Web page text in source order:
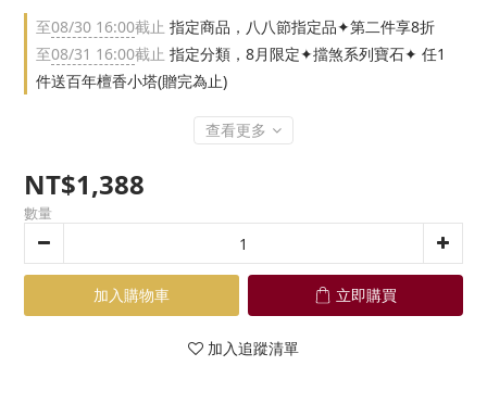
至08/30 16:00截止 指定商品，八八節指定品✦第二件享8折
至08/31 16:00截止 指定分類，8月限定✦擋煞系列寶石✦ 任1
件送百年檀香小塔(贈完為止)
查看更多
NT$1,388
數量
加入購物車 立即購買
加入追蹤清單